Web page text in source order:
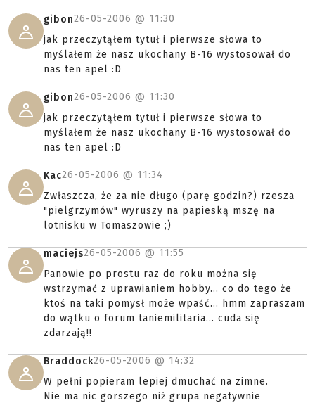
gibon26-05-2006 @ 11:30
jak przeczytąłem tytuł i pierwsze słowa to
myślałem że nasz ukochany B-16 wystosował do
nas ten apel :D
gibon26-05-2006 @ 11:30
jak przeczytąłem tytuł i pierwsze słowa to
myślałem że nasz ukochany B-16 wystosował do
nas ten apel :D
Kac26-05-2006 @ 11:34
Zwłaszcza, że za nie długo (parę godzin?) rzesza
"pielgrzymów" wyruszy na papieską mszę na
lotnisku w Tomaszowie ;)
maciejs26-05-2006 @ 11:55
Panowie po prostu raz do roku można się
wstrzymać z uprawianiem hobby... co do tego że
ktoś na taki pomysł może wpaść... hmm zapraszam
do wątku o forum taniemilitaria... cuda się
zdarzają!!
Braddock26-05-2006 @ 14:32
W pełni popieram lepiej dmuchać na zimne.
Nie ma nic gorszego niż grupa negatywnie